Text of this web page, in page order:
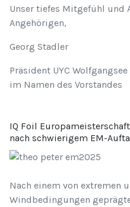
Unser tiefes Mitgefühl und
Angehörigen,
Georg Stadler
Präsident UYC Wolfgangsee
im Namen des Vorstandes
IQ Foil
nach schwierigem EM-
Nach einem von extremen
Windbedingungen